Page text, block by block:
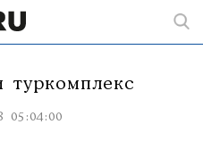
туркомплекс
05:04:00